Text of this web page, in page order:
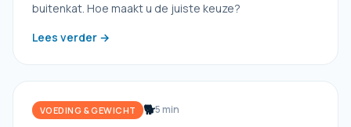
buitenkat. Hoe maakt u de juiste keuze?
Lees verder →
VOEDING & GEWICHT 🐕5 min